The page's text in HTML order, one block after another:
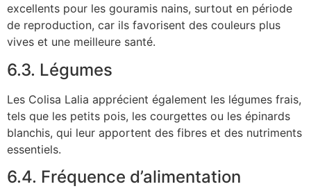
excellents pour les gouramis nains, surtout en période
de reproduction, car ils favorisent des couleurs plus
vives et une meilleure santé.
6.3. Légumes
Les Colisa Lalia apprécient également les légumes frais,
tels que les petits pois, les courgettes ou les épinards
blanchis, qui leur apportent des fibres et des nutriments
essentiels.
6.4. Fréquence d’alimentation